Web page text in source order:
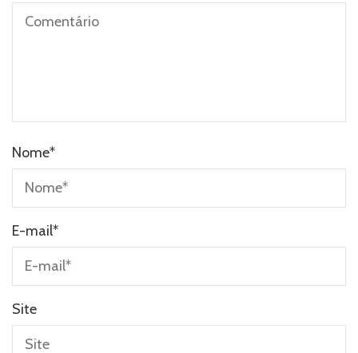
Nome*
E-mail*
Site